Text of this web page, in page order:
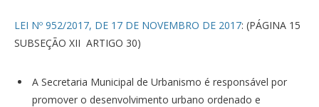
LEI Nº 952/2017, DE 17 DE NOVEMBRO DE 2017: (PÁGINA 15
SUBSEÇÃO XII ARTIGO 30)
A Secretaria Municipal de Urbanismo é responsável por
promover o desenvolvimento urbano ordenado e